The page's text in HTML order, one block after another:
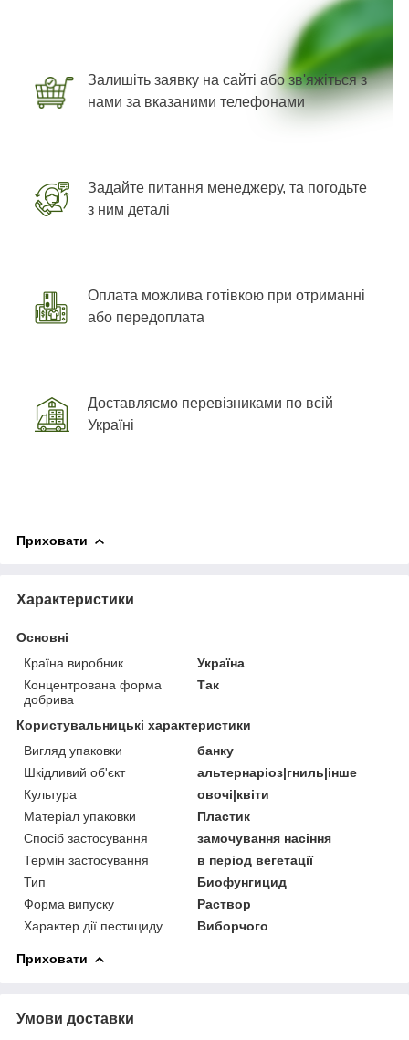
Залишіть заявку на сайті або зв'яжіться з
нами за вказаними телефонами
Задайте питання менеджеру, та погодьте
з ним деталі
Оплата можлива готівкою при отриманні
або передоплата
Доставляємо перевізниками по всій
Україні
Приховати
Характеристики
Основні
Країна виробник
Україна
Концентрована форма
добрива
Так
Користувальницькі характеристики
Вигляд упаковки
банку
Шкідливий об'єкт
альтернаріоз|гниль|інше
Культура
овочі|квіти
Матеріал упаковки
Пластик
Спосіб застосування
замочування насіння
Термін застосування
в період вегетації
Тип
Биофунгицид
Форма випуску
Раствор
Характер дії пестициду
Виборчого
Приховати
Умови доставки